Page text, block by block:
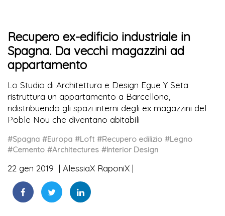
Recupero ex-edificio industriale in
Spagna. Da vecchi magazzini ad
appartamento
Lo Studio di Architettura e Design Egue Y Seta
ristruttura un appartamento a Barcellona,
ridistribuendo gli spazi interni degli ex magazzini del
Poble Nou che diventano abitabili
#Spagna #Europa #Loft #Recupero edilizio #Legno
#Cemento #Architectures #Interior Design
22 gen 2019 AlessiaX RaponiX